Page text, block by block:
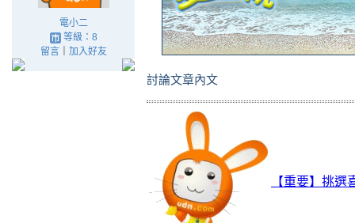
電小二
等級：8
留言｜ 加入好友
討論文章內文
【重要】挑